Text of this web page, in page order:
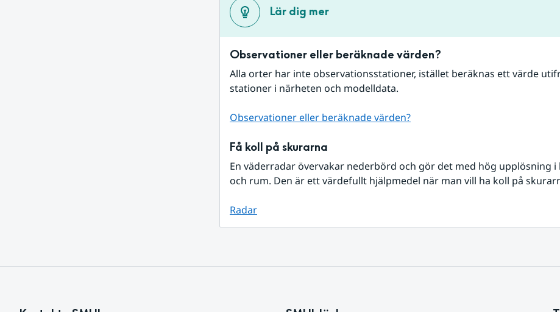
Lär dig mer
Observationer eller beräknade värden?
Alla orter har inte observationsstationer, istället beräknas ett värde
stationer i närheten och modelldata.
Observationer eller beräknade värden?
Få koll på skurarna
En väderradar övervakar nederbörd och gör det med hög upplösning i
och rum. Den är ett värdefullt hjälpmedel när man vill ha koll på
Radar